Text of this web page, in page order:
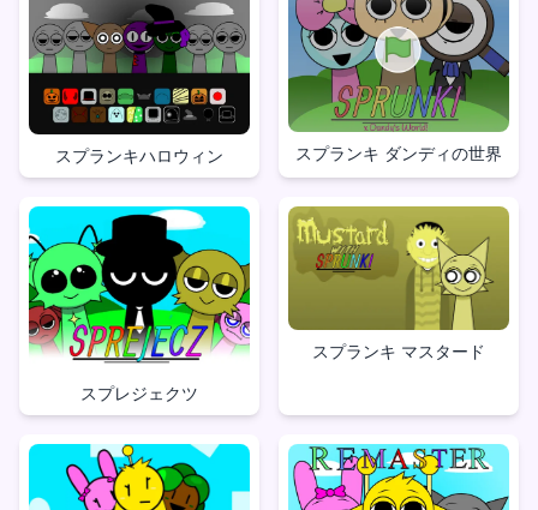
スプランキハロウィン スプランキ ダンディの世界
スプレジェクツ
スプランキ マスタード